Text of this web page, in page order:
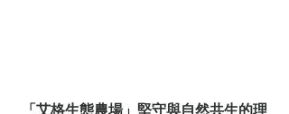
「艾格生態農場」堅守與自然共生的理